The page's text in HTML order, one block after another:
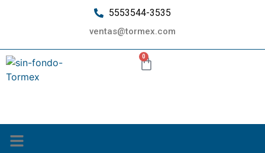
5553544-3535
ventas@tormex.com
0